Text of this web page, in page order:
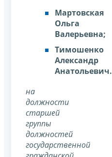
Мартовская
Ольга
Валерьевна;
Тимошенко
Александр
Анатольевич.
на
должности
старшей
группы
должностей
государственной